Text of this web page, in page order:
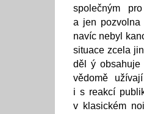
společným
a jen pozvolna
navíc nebyl
situace zcela
děl ý obsahuje
vědomě
i s reakcí
v klasickém